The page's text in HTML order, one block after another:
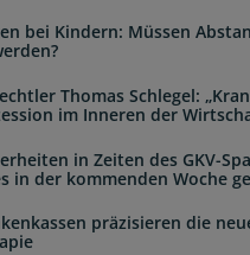
bei Kindern: Müssen
Thomas Schlegel:
im Inneren der
in Zeiten des GKV-
in der kommenden Woche
präzisieren die